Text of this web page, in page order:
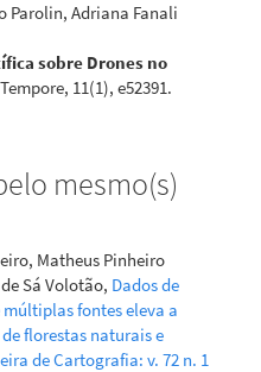
Parolin, Adriana Fanali
sobre Drones no
11(1), e52391.
mesmo(s)
Matheus Pinheiro
Sá Volotão, Dados de
fontes eleva a
florestas naturais e
de Cartografia: v. 72 n. 1